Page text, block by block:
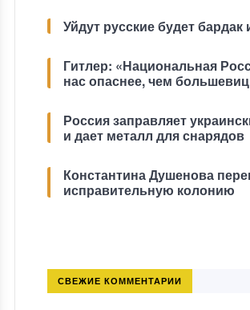
Уйдут русские будет бардак
Гитлер: «Национальная
нас опаснее, чем
Россия заправляет
и дает металл для снарядов
Константина Душенова
исправительную колонию
СВЕЖИЕ КОММЕНТАРИИ